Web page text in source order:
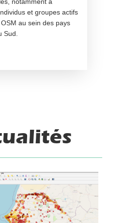
notamment à
et groupes actifs
au sein des pays
Sud.